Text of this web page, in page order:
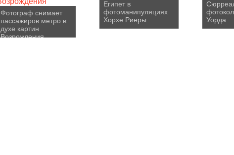
Фотограф снимает
пассажиров метро в
духе картин
Возрождения
Египет в
фотоманипуляциях
Хорхе Риеры
Уорда